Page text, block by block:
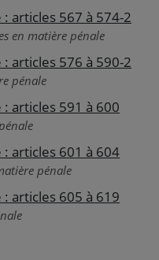
articles 567 à 574-2
en matière pénale
articles 576 à 590-2
pénale
articles 591 à 600
articles 601 à 604
pénale
articles 605 à 619